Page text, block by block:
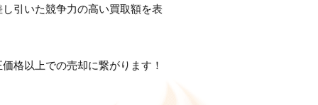
引いた競争力の高い買取額を表
格以上での売却に繋がります！